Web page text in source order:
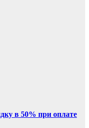
в 50% при оплате